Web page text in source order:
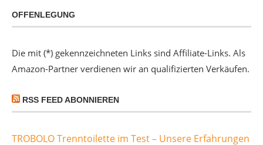
OFFENLEGUNG
Die mit (*) gekennzeichneten Links sind Affiliate-Links. Als
Amazon-Partner verdienen wir an qualifizierten Verkäufen.
RSS FEED ABONNIEREN
TROBOLO Trenntoilette im Test – Unsere Erfahrungen